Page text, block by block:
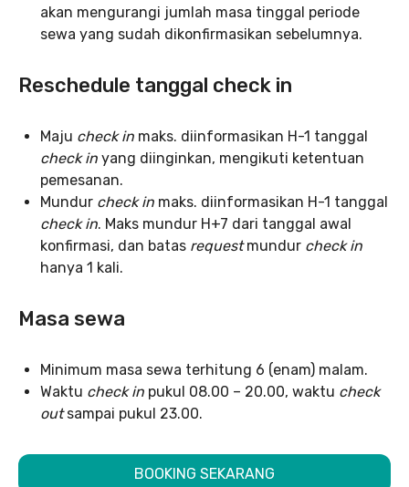
akan mengurangi jumlah masa tinggal periode
sewa yang sudah dikonfirmasikan sebelumnya.
Reschedule tanggal check in
Maju check in maks. diinformasikan H-1 tanggal
check in yang diinginkan, mengikuti ketentuan
pemesanan.
Mundur check in maks. diinformasikan H-1 tanggal
check in. Maks mundur H+7 dari tanggal awal
konfirmasi, dan batas requestmundur check in
hanya 1 kali.
Masa sewa
Minimum masa sewa terhitung 6 (enam) malam.
Waktu check in pukul 08.00 – 20.00, waktu check
outsampai pukul 23.00.
BOOKING SEKARANG